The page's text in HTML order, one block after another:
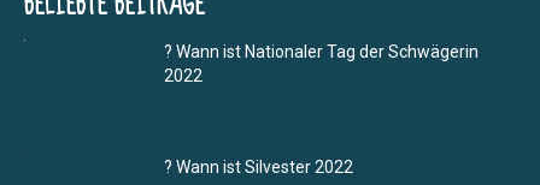
? Wann ist Nationaler Tag der Schwägerin
2022
? Wann ist Silvester 2022